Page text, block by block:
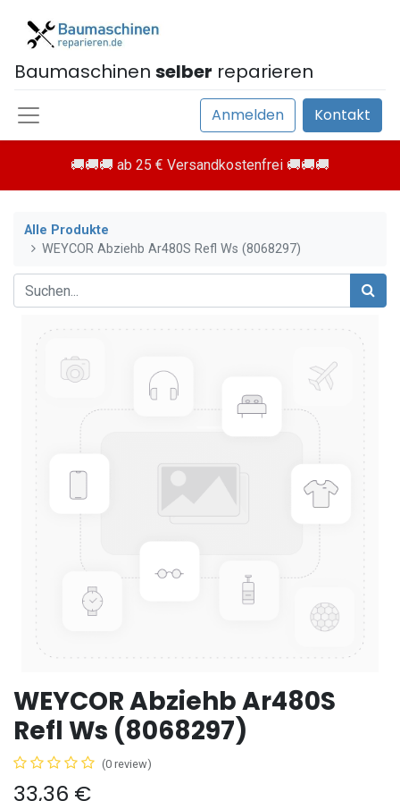
Baumaschinen selber reparieren
Anmelden Kontakt
🚚🚚🚚 ab 25 € Versandkostenfrei 🚚🚚🚚
Alle Produkte
WEYCOR Abziehb Ar480S Refl Ws (8068297)
WEYCOR Abziehb Ar480S
Refl Ws (8068297)
(0 review)
33,36 €